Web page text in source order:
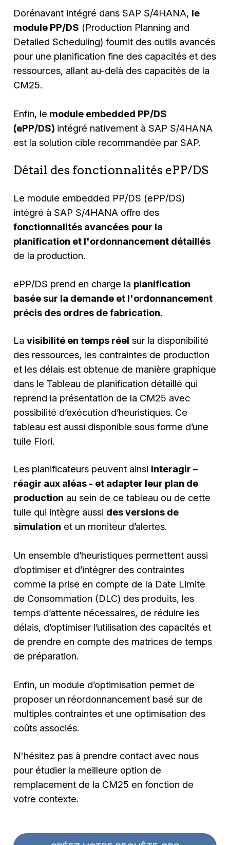
Dorénavant intégré dans SAP S/4HANA, le
module PP/DS (Production Planning and
Detailed Scheduling) fournit des outils avancés
pour une planification fine des capacités et des
ressources, allant au-delà des capacités de la
CM25.
Enfin, le module embedded PP/DS
(ePP/DS) intégré nativement à SAP S/4HANA
est la solution cible recommandée par SAP.
Détail des fonctionnalités ePP/DS
Le module embedded PP/DS (ePP/DS)
intégré à SAP S/4HANA offre des
fonctionnalités avancées pour la
planification et l'ordonnancement détaillés
de la production.
ePP/DS prend en charge la planification
basée sur la demande et l'ordonnancement
précis des ordres de fabrication.
Lavisibilité en temps réel sur la disponibilité
des ressources, les contraintes de production
et les délais est obtenue de manière graphique
dans le Tableau de planification détaillé qui
reprend la présentation de la CM25 avec
possibilité d’exécution d’heuristiques. Ce
tableau est aussi disponible sous forme d’une
tuile Fiori.
Les planificateurs peuvent ainsi interagir –
réagir aux aléas - et adapter leur plan de
production au sein de ce tableau ou de cette
tuile qui intègre aussi des versions de
simulation et un moniteur d’alertes.
Un ensemble d’heuristiques permettent aussi
d’optimiser et d’intégrer des contraintes
comme la prise en compte de la Date Limite
de Consommation (DLC) des produits, les
temps d’attente nécessaires, de réduire les
délais, d’optimiser l’utilisation des capacités et
de prendre en compte des matrices de temps
de préparation.
Enfin, un module d’optimisation permet de
proposer un réordonnancement basé sur de
multiples contraintes et une optimisation des
coûts associés.
N'hésitez pas à prendre contact avec nous
pour étudier la meilleure option de
remplacement de la CM25 en fonction de
votre contexte.